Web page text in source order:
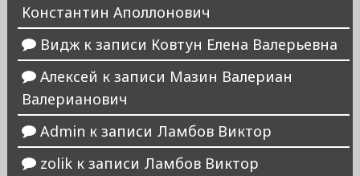
Константин Аполлонович
Виджк записи Ковтун Елена Валерьевна
Алексей к записи Мазин Валериан
Валерианович
Admin к записи Ламбов Виктор
zolikк записи Ламбов Виктор